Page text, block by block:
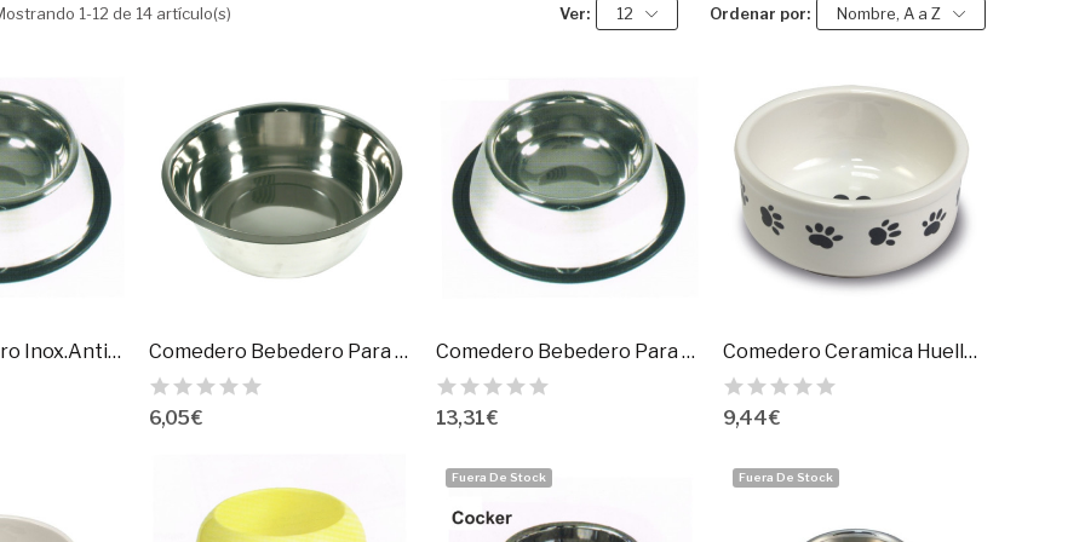
1-12 de 14 artículo(s) Ver: 12 Ordenar por: Nombre, A a Z
Comedero Acero Inox.Antideslizante 20Cm./ 0,42Lts. Comedero Bebedero Para Perros De Acero Inoxidable
6,05 €
Comedero Bebedero Para Perros Inoxidable...
13,31 €
Comedero Ceramica Huellas 15 Cm.
9,44 €
Fuera De Stock Fuera De Stock